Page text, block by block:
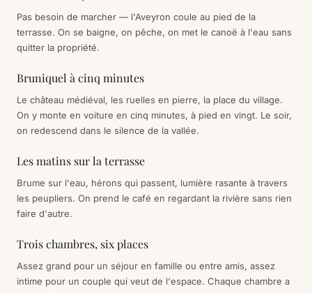
Pas besoin de marcher — l'Aveyron coule au pied de la
terrasse. On se baigne, on pêche, on met le canoë à l'eau sans
quitter la propriété.
Bruniquel à cinq minutes
Le château médiéval, les ruelles en pierre, la place du village.
On y monte en voiture en cinq minutes, à pied en vingt. Le soir,
on redescend dans le silence de la vallée.
Les matins sur la terrasse
Brume sur l'eau, hérons qui passent, lumière rasante à travers
les peupliers. On prend le café en regardant la rivière sans rien
faire d'autre.
Trois chambres, six places
Assez grand pour un séjour en famille ou entre amis, assez
intime pour un couple qui veut de l'espace. Chaque chambre a